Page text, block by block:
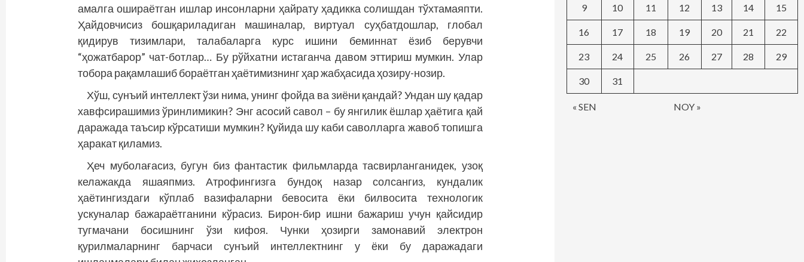
амалга ошираётган ишлар инсонларни ҳайрату ҳадикка солишдан тўхтамаяпти.
Ҳайдовчисиз бошқариладиган машиналар, виртуал суҳбатдошлар, глобал
қидирув тизимлари, талабаларга курс ишини беминнат ёзиб берувчи
“ҳожатбарор” чат-ботлар… Бу рўйхатни истаганча давом эттириш мумкин. Улар
тобора рақамлашиб бораётган ҳаётимизнинг ҳар жабҳасида ҳозиру-нозир.
Хўш, сунъий интеллект ўзи нима, унинг фойда ва зиёни қандай? Ундан шу қадар
хавфсирашимиз ўринлимикин? Энг асосий савол – бу янгилик ёшлар ҳаётига қай
даражада таъсир кўрсатиши мумкин? Қуйида шу каби саволларга жавоб топишга
ҳаракат қиламиз.
Ҳеч муболағасиз, бугун биз фантастик фильмларда тасвирланганидек, узоқ
келажакда яшаяпмиз. Атрофингизга бундоқ назар солсангиз, кундалик
ҳаётингиздаги кўплаб вазифаларни бевосита ёки билвосита технологик
ускуналар бажараётганини кўрасиз. Бирон-бир ишни бажариш учун қайсидир
тугмачани босишнинг ўзи кифоя. Чунки ҳозирги замонавий электрон
қурилмаларнинг барчаси сунъий интеллектнинг у ёки бу даражадаги
« SEN NOY »
9 10 11 12 13 14 15
16 17 18 19 20 21 22
23 24 25 26 27 28 29
30 31